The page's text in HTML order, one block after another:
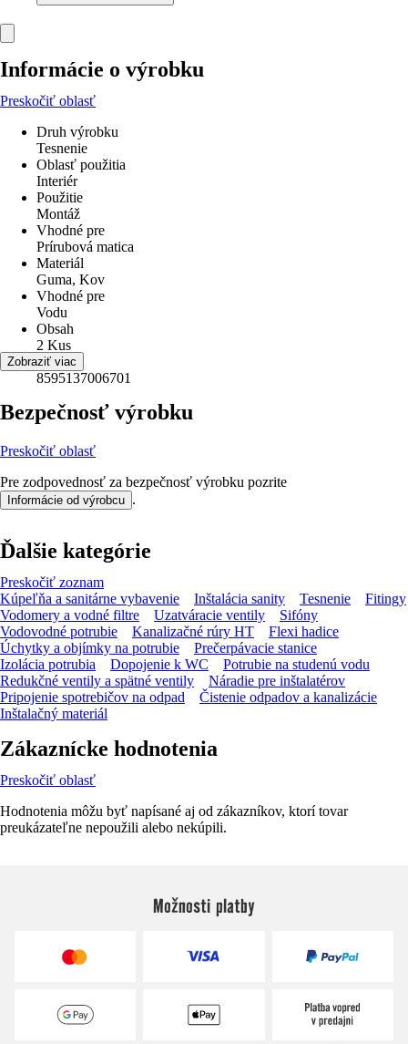
Informácie o výrobku
Preskočiť oblasť
Druh výrobku
Tesnenie
Oblasť použitia
Interiér
Použitie
Montáž
Vhodné pre
Prírubová matica
Materiál
Guma, Kov
Vhodné pre
Vodu
Obsah
2 Kus
EAN
8595137006701
Zobraziť viac
Bezpečnosť výrobku
Preskočiť oblasť
Pre zodpovednosť za bezpečnosť výrobku pozrite
Informácie od výrobcu .
Ďalšie kategórie
Preskočiť zoznam
Kúpeľňa a sanitárne vybavenie
Inštalácia sanity Tesnenie
Fitingy
Vodomery a vodné filtre
Uzatváracie ventily
Sifóny
Vodovodné potrubie
Kanalizačné rúry HT
Flexi hadice
Úchytky a objímky na potrubie
Prečerpávacie stanice
Izolácia potrubia
Dopojenie k WC
Potrubie na studenú vodu
Redukčné ventily a spätné ventily
Náradie pre inštalatérov
Pripojenie spotrebičov na odpad
Čistenie odpadov a kanalizácie
Inštalačný materiál
Zákaznícke hodnotenia
Preskočiť oblasť
Hodnotenia môžu byť napísané aj od zákazníkov, ktorí tovar
preukázateľne nepoužili alebo nekúpili.
Možnosti platby